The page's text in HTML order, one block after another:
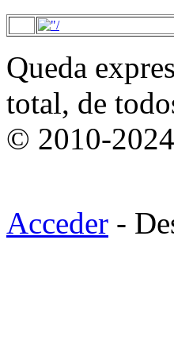
Queda
total, de
© 2010-2024
Acceder -